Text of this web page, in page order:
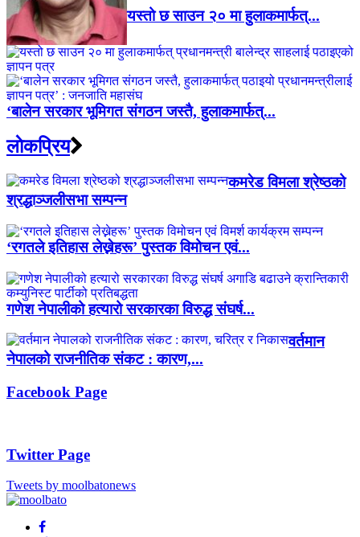
यस्तो छ साउन २० मा हुलाकमार्फत्...
‘बालेन सरकार भूमिगत संगठन जस्तै, हुलाकमार्फत्...
लाेकप्रिय
कमरेड विमला श्रेष्ठको
श्रद्धाञ्जलीसभा सम्पन्न
‘रगतले इतिहास लेख्नेहरू’ पुस्तक विमोचन एवं...
गणेश नेपालीको हत्यारो सरकारका विरुद्ध संघर्ष...
वर्तमान
नेपालको राजनीतिक संकट : कारण,...
Facebook Page
Twitter Page
Tweets by moolbatonews